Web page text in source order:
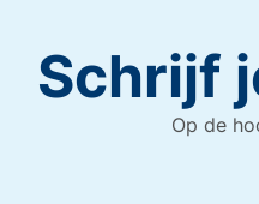
Schrijf
Op de